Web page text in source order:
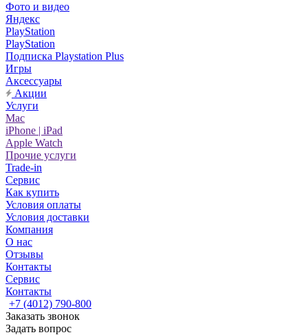
Фото и видео
Яндекс
PlayStation
PlayStation
Подписка Playstation Plus
Игры
Аксессуары
Акции
Услуги
Mac
iPhone | iPad
Apple Watch
Прочие услуги
Trade-in
Сервис
Как купить
Условия оплаты
Условия доставки
Компания
О нас
Отзывы
Контакты
Сервис
Контакты
+7 (4012) 790-800
Заказать звонок
Задать вопрос